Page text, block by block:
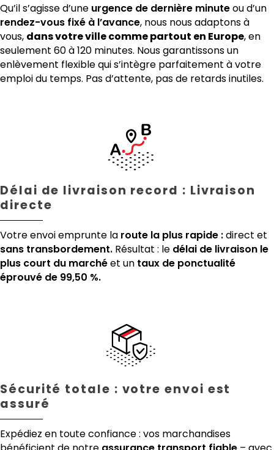
Qu’il s’agisse d’une urgence de dernière minuteou d’un
rendez-vous fixé à l’avance, nous nous adaptons à
vous, dans votre ville comme partout en Europe, en
seulement 60 à 120 minutes. Nous garantissons un
enlèvement flexible qui s’intègre parfaitement à votre
emploi du temps. Pas d’attente, pas de retards inutiles.
Délai de livraison record : Livraison
directe
Votre envoi emprunte la route la plus rapide :direct et
sans transbordement. Résultat : le délai de livraison le
plus court du marchéet un taux de ponctualité
éprouvé de 99,50 %.
Sécurité totale : votre envoi est
assuré
Expédiez en toute confiance : vos marchandises